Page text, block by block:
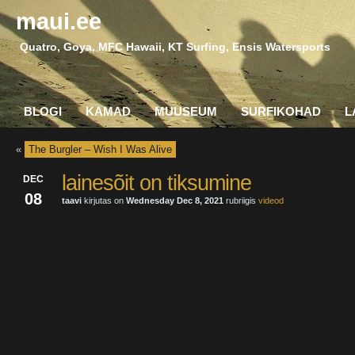
maui.ee
Quatro, Goya, MFC Hawaii, KT Surfing, Ensis Watersports
BLOGI KAMAD MUUSEUM SURFIKOHAD
« The Burgler – Wish I Was Alive
DEC
08
lainesõit on tiksumine
taavi kirjutas on Wednesday Dec 8, 2021 rubriigis videod